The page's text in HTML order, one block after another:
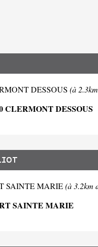
DESSOUS (à
CLERMONT DESSOUS
SAINTE MARIE(à 3.2km
SAINTE MARIE